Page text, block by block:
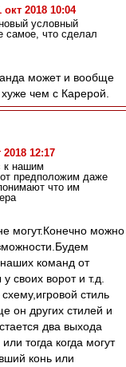
2018 10:04
условный
самое, что сделал
может и вообще
чем с Карерой.
12:17
к нашим
предположим даже
что им
могут.Конечно можно
наших команд от
своих ворот и т.д.
стиль
он других стилей и
два выхода
тогда когда могут
конь или